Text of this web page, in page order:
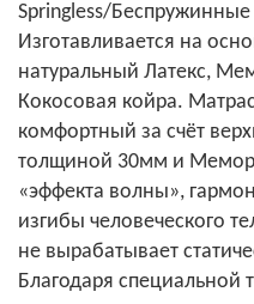
Springless/
Изготавливается на
натуральный Латекс,
Кокосовая койра.
комфортный за счёт
толщиной 30мм и
«эффекта волны»,
изгибы человеческого
не вырабатывает
Благодаря специальной